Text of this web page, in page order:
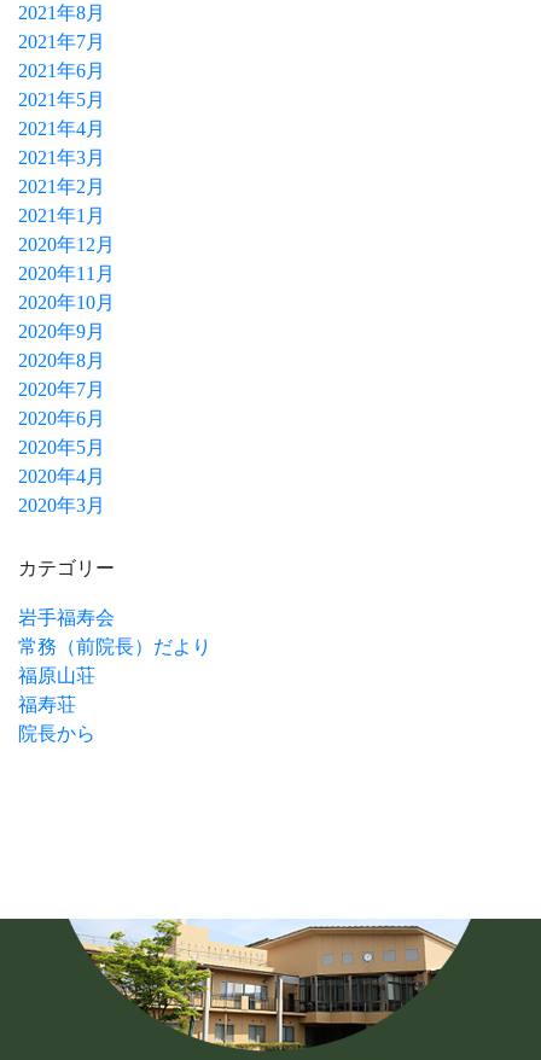
2021年8月
2021年7月
2021年6月
2021年5月
2021年4月
2021年3月
2021年2月
2021年1月
2020年12月
2020年11月
2020年10月
2020年9月
2020年8月
2020年7月
2020年6月
2020年5月
2020年4月
2020年3月
カテゴリー
岩手福寿会
常務（前院長）だより
福原山荘
福寿荘
院長から